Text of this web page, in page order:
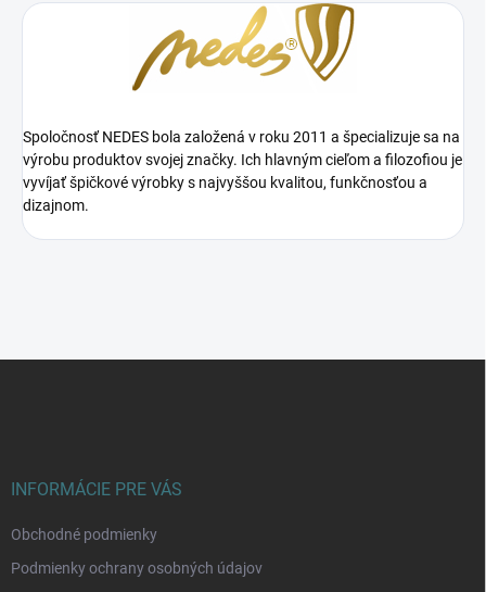
Spoločnosť NEDES bola založená v roku 2011 a špecializuje sa na
výrobu produktov svojej značky. Ich hlavným cieľom a filozofiou je
vyvíjať špičkové výrobky s najvyššou kvalitou, funkčnosťou a
dizajnom.
INFORMÁCIE PRE VÁS
Obchodné podmienky
Podmienky ochrany osobných údajov